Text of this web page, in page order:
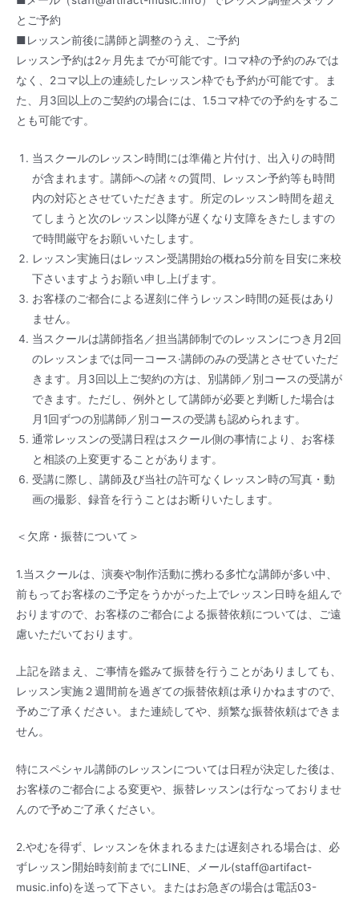
とご予約
■レッスン前後に講師と調整のうえ、ご予約
レッスン予約は2ヶ月先までが可能です。 lコマ枠の予約のみでは
なく、 2コマ以上の連続したレッスン枠でも予約が可能です。ま
た、月 3回以上のご契約の場合には、 1.5コマ枠での予約をするこ
とも可能です。
当スクールのレッスン時間には準備と片付け、 出 入りの時間
が含まれます。講師への諸々の質問、レッスン予約等も時間
内の対応とさせていただきます。所定のレッスン時間を超え
てしま う と次のレッスン以降が遅くなり支障をきたしますの
で時間厳守をお願いいたします。
レッスン実施日はレッスン受講開始の概ね5分前を目安に来校
下さいますようお願い申し上げます。
お客様のご都合による遅刻に伴うレッスン時間の延長はあり
ません。
当スクールは講師指名 ／担当講師制でのレッスンにつき 月 2回
のレッスンまでは同一コース·講師のみの受講と させていただ
きます。
月 3回以上ご契約の方は、別講師／別 コースの受講が
できます。ただし、例外と して講師が必要と判断した場合は
月1回ずつの別講師／別 コースの受講も認められます。
通常レッスンの受講日程はスクール側の事情により、お客様
と相談の上変更することがあ ります。
受講に際し、講師及び当社の許可なくレッスン時の写真・動
画の撮影、録音を行うことはお断りいたします。
＜欠席・振替について＞
1.当スクールは、演奏や制作活動に携わる多忙な講師が多い中、
前もってお客様のご予定をうかがった上でレッスン日時を組んで
おりますので、お客様のご都合による振替依頼については、ご遠
慮いただいております。
上記を踏まえ、ご事情を鑑みて振替を行うことがありましても、
レッスン実施２週間前を過ぎての振替依頼は承りかねますので、
予めご了承ください。また連続してや、頻繁な振替依頼はできま
せん。
特にスペシャル講師のレッスンについては日程が決定した後は、
お客様のご都合による変更や、振替レッスンは行なっておりませ
んので予めご了承ください。
2.やむを得ず、レッスンを休まれるまたは遅刻される場合は、必
ずレッスン開始時刻前までにLINE、メール(staff@artifact-
music.info)を送って下さい。またはお急ぎの場合は電話03-